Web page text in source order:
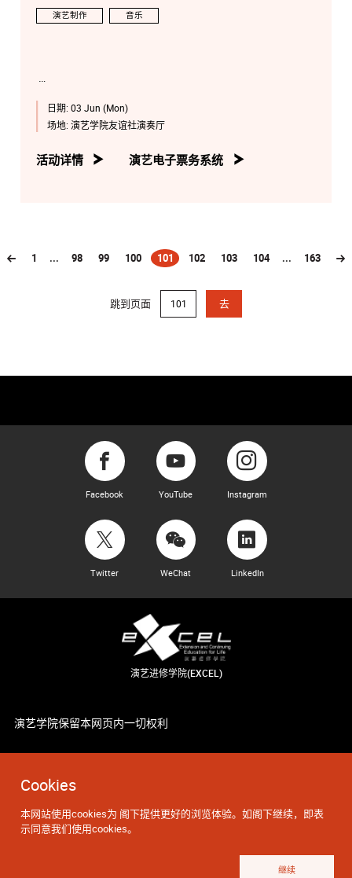
Cookies
本网站使用cookies为 阁下提供更好的浏览体验。如阁下继续，即表
示同意我们使用cookies。
继续
演艺制作 音乐
日期: 03 Jun (Mon)
场地: 演艺学院友谊社演奏厅
活动详情 演艺电子票务系统
1 ... 98 99 100 101
(current)102 103 104 ... 163
跳到页面 去
Facebook YouTube Instagram
Twitter WeChat LinkedIn
演艺进修学院(EXCEL)
演艺学院保留本网页内一切权利